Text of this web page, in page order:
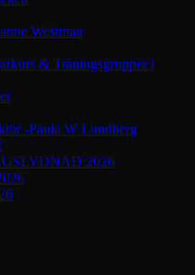
Westman
& Träningsgrupper i
-Paula W Lundberg
2026